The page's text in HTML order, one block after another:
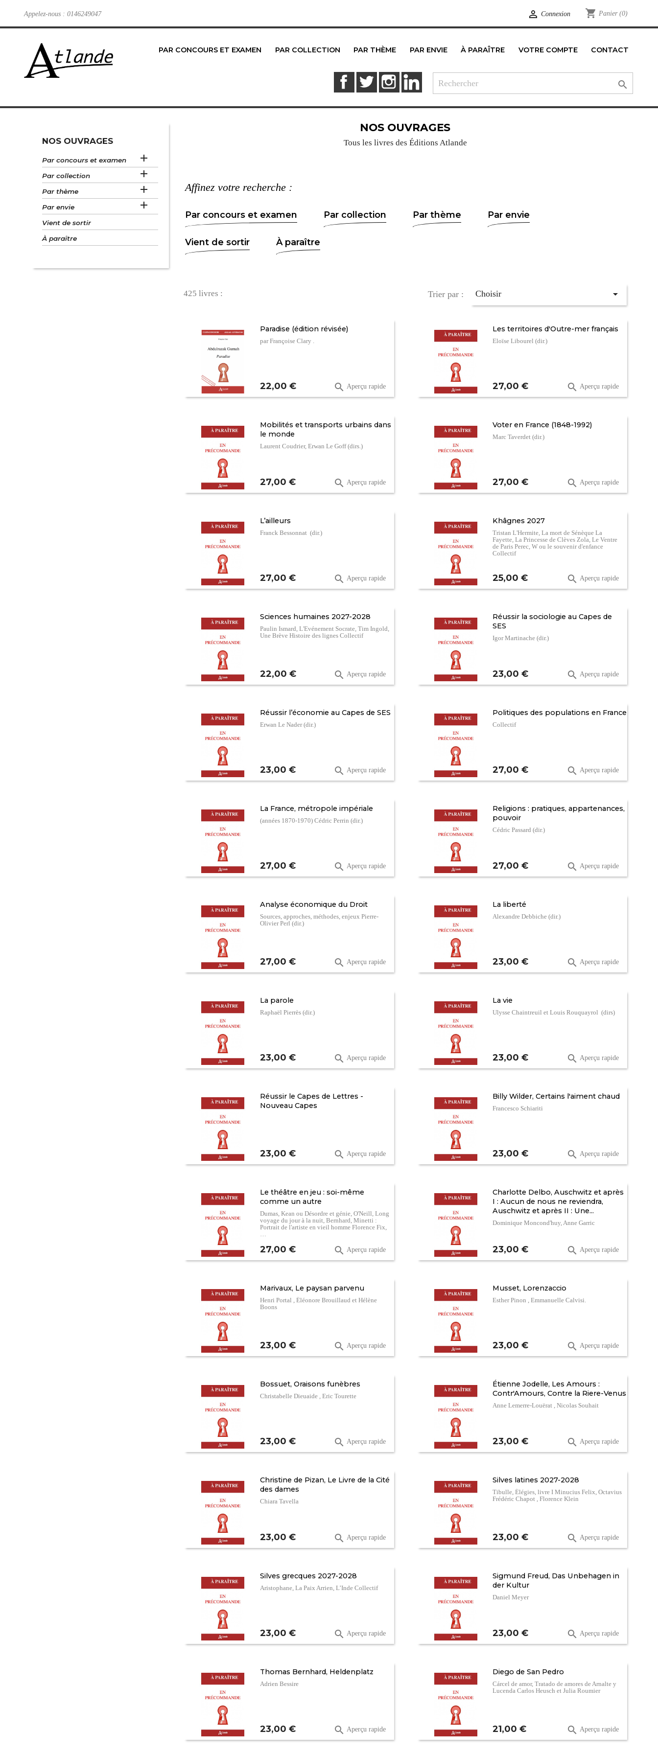
Appelez-nous : 0146249047  Connexion shopping_cart Panier (0)
PAR CONCOURS ET EXAMEN PAR COLLECTION PAR THÈME PAR ENVIE À PARAÎTRE VOTRE COMPTE CONTACT
FacebookTwitter Instagram

NOS OUVRAGES
Par concours et examen 
Par collection 
Par thème 
Par envie 
Vient de sortir
À paraître
NOS OUVRAGES
Tous les livres des Éditions Atlande
Affinez votre recherche :
Par concours et examen Par collection Par thème Par envie
Vient de sortir À paraître
425 livres : Trier par : Choisir 
Paradise (édition révisée)
par Françoise Clary .
Prix
22,00 €  Aperçu rapide
Les territoires d'Outre-mer français
Eloïse Libourel (dir.)
Prix
27,00 €  Aperçu rapide
Mobilités et transports urbains dans
le monde
Laurent Coudrier, Erwan Le Goff (dirs.)
Prix
27,00 €  Aperçu rapide
Voter en France (1848-1992)
Marc Taverdet (dir.)
Prix
27,00 €  Aperçu rapide
L’ailleurs
Franck Bessonnat (dir.)
Prix
27,00 €  Aperçu rapide
Khâgnes 2027
Tristan L'Hermite, La mort de Sénèque La
Fayette, La Princesse de Clèves Zola, Le Ventre
de Paris Perec, W ou le souvenir d'enfance
Collectif
Prix
25,00 €  Aperçu rapide
Sciences humaines 2027-2028
Paulin Ismard, L'Evénement Socrate, Tim Ingold,
Une Brève Histoire des lignes Collectif
Prix
22,00 €  Aperçu rapide
Réussir la sociologie au Capes de
SES
Igor Martinache (dir.)
Prix
23,00 €  Aperçu rapide
Réussir l’économie au Capes de SES
Erwan Le Nader (dir.)
Prix
23,00 €  Aperçu rapide
Politiques des populations en France
Collectif
Prix
27,00 €  Aperçu rapide
La France, métropole impériale
(années 1870-1970) Cédric Perrin (dir.)
Prix
27,00 €  Aperçu rapide
Religions : pratiques, appartenances,
pouvoir
Cédric Passard (dir.)
Prix
27,00 €  Aperçu rapide
Analyse économique du Droit
Sources, approches, méthodes, enjeux Pierre-
Olivier Perl (dir.)
Prix
27,00 €  Aperçu rapide
La liberté
Alexandre Debbiche (dir.)
Prix
23,00 €  Aperçu rapide
La parole
Raphaël Pierrès (dir.)
Prix
23,00 €  Aperçu rapide
La vie
Ulysse Chaintreuil et Louis Rouquayrol (dirs)
Prix
23,00 €  Aperçu rapide
Réussir le Capes de Lettres -
Nouveau Capes
Prix
23,00 €  Aperçu rapide
Billy Wilder, Certains l'aiment chaud
Francesco Schiariti
Prix
23,00 €  Aperçu rapide
Le théâtre en jeu : soi-même
comme un autre
Dumas, Kean ou Désordre et génie, O'Neill, Long
voyage du jour à la nuit, Bernhard, Minetti :
Portrait de l'artiste en vieil homme Florence Fix,
…
Prix
27,00 €  Aperçu rapide
Charlotte Delbo, Auschwitz et après
I : Aucun de nous ne reviendra,
Auschwitz et après II : Une...
Dominique Moncond'huy, Anne Garric
Prix
23,00 €  Aperçu rapide
Marivaux, Le paysan parvenu
Henri Portal , Éléonore Brouillaud et Hélène
Boons
Prix
23,00 €  Aperçu rapide
Musset, Lorenzaccio
Esther Pinon , Emmanuelle Calvisi.
Prix
23,00 €  Aperçu rapide
Bossuet, Oraisons funèbres
Christabelle Dieuaide , Eric Tourette
Prix
23,00 €  Aperçu rapide
Étienne Jodelle, Les Amours :
Contr'Amours, Contre la Riere-Venus
Anne Lemerre-Louërat , Nicolas Souhait
Prix
23,00 €  Aperçu rapide
Christine de Pizan, Le Livre de la Cité
des dames
Chiara Tavella
Prix
23,00 €  Aperçu rapide
Silves latines 2027-2028
Tibulle, Élégies, livre I Minucius Felix, Octavius
Frédéric Chapot , Florence Klein
Prix
23,00 €  Aperçu rapide
Silves grecques 2027-2028
Aristophane, La Paix Arrien, L’Inde Collectif
Prix
23,00 €  Aperçu rapide
Sigmund Freud, Das Unbehagen in
der Kultur
Daniel Meyer
Prix
23,00 €  Aperçu rapide
Thomas Bernhard, Heldenplatz
Adrien Bessire
Prix
23,00 €  Aperçu rapide
Diego de San Pedro
Cárcel de amor, Tratado de amores de Arnalte y
Lucenda Carlos Heusch et Julia Roumier
Prix
21,00 €  Aperçu rapide